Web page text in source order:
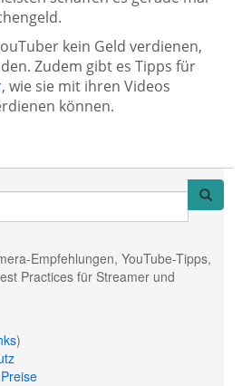
kein Geld verdienen,
Zudem gibt es Tipps für
, wie sie mit ihren Videos
können.
Empfehlungen, YouTube-Tipps,
Practices für Streamer und
)